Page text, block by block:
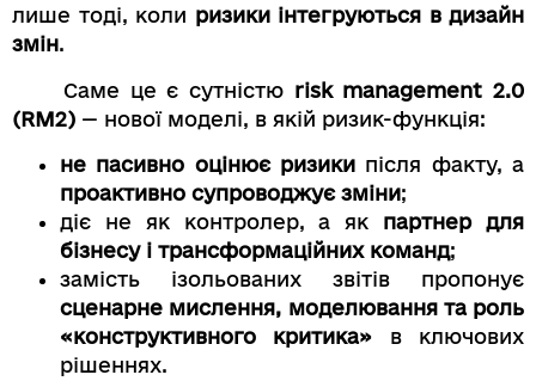
лише тоді, коли ризики інтегруються в дизайн
змін.
Саме це є сутністю risk management 2.0
(RM2) — нової моделі, в якій ризик-функція:
не пасивно оцінює ризики після факту, а
проактивно супроводжує зміни;
діє не як контролер, а як партнер для
бізнесу і трансформаційних команд;
замість ізольованих звітів пропонує
сценарне мислення, моделювання та роль
«конструктивного критика» в ключових
рішеннях.